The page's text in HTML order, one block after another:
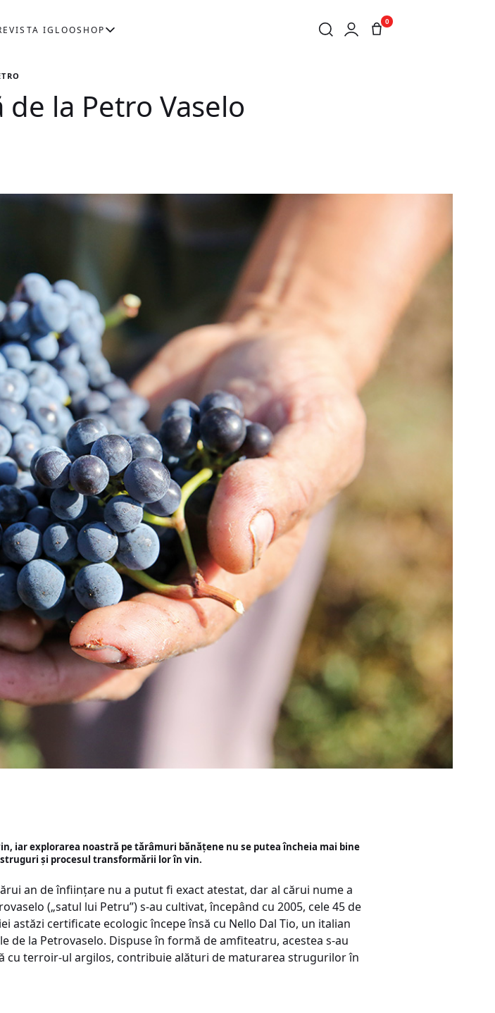
IGLOOSHOP
0
VASELO
la Petro Vaselo
iar explorarea noastră pe tărâmuri bănățene nu se putea încheia mai bine
și procesul transformării lor în vin.
an de înființare nu a putut fi exact atestat, dar al cărui nume a
(„satul lui Petru”) s-au cultivat, începând cu 2005, cele 45 de
astăzi certificate ecologic începe însă cu Nello Dal Tio, un italian
la Petrovaselo. Dispuse în formă de amfiteatru, acestea s-au
cu terroir-ul argilos, contribuie alături de maturarea strugurilor în